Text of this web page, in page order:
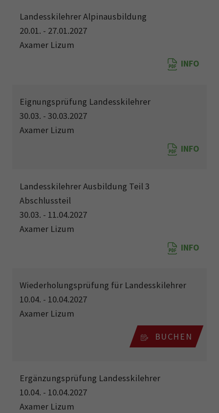
Landesskilehrer Alpinausbildung
20.01. - 27.01.2027
Axamer Lizum
INFO
Eignungsprüfung Landesskilehrer
30.03. - 30.03.2027
Axamer Lizum
INFO
Landesskilehrer Ausbildung Teil 3
Abschlussteil
30.03. - 11.04.2027
Axamer Lizum
INFO
Wiederholungsprüfung für Landesskilehrer
10.04. - 10.04.2027
Axamer Lizum
BUCHEN
Ergänzungsprüfung Landesskilehrer
10.04. - 10.04.2027
Axamer Lizum